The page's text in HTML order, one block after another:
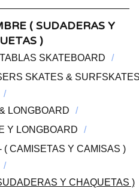
( SUDADERAS Y
)
TABLAS SKATEBOARD
SKATES &
LONGBOARD
Y LONGBOARD
( CAMISETAS Y CAMISAS )
Y CHAQUETAS )